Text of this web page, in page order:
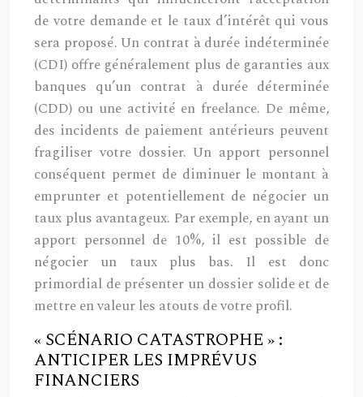
de votre demande et le taux d’intérêt qui vous
sera proposé. Un contrat à durée indéterminée
(CDI) offre généralement plus de garanties aux
banques qu’un contrat à durée déterminée
(CDD) ou une activité en freelance. De même,
des incidents de paiement antérieurs peuvent
fragiliser votre dossier. Un apport personnel
conséquent permet de diminuer le montant à
emprunter et potentiellement de négocier un
taux plus avantageux. Par exemple, en ayant un
apport personnel de 10%, il est possible de
négocier un taux plus bas. Il est donc
primordial de présenter un dossier solide et de
mettre en valeur les atouts de votre profil.
« SCÉNARIO CATASTROPHE » :
ANTICIPER LES IMPRÉVUS
FINANCIERS